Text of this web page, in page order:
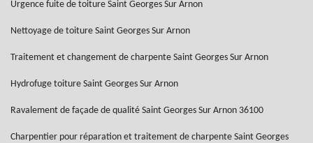
Urgence fuite de toiture Saint Georges Sur Arnon
Nettoyage de toiture Saint Georges Sur Arnon
Traitement et changement de charpente Saint Georges Sur Arnon
Hydrofuge toiture Saint Georges Sur Arnon
Ravalement de façade de qualité Saint Georges Sur Arnon 36100
Charpentier pour réparation et traitement de charpente Saint Georges